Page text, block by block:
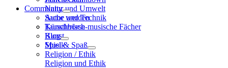
Natur und Umwelt
Sache und Technik
Künstlerisch-musische Fächer
Kunst
Musik
Religion / Ethik
Religion und Ethik
Community
Autor werden
Tauschbörse
Blog
Spiel & Spaß